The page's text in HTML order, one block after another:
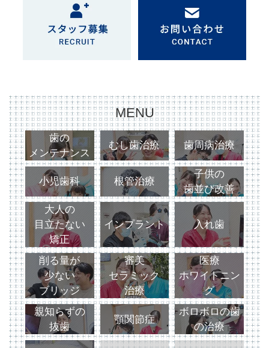
MENU
歯の
メンテナンス
むし歯治療 歯周病治療
小児歯科 根管治療
子供の
歯並び改善
大人の
目立たない
矯正
インプラント 入れ歯
削る量が
少ない
ブリッジ
審美
セラミック
治療
医療
ホワイトニン
グ
親知らずの
抜歯
顎関節症
ボロボロの歯
の治療